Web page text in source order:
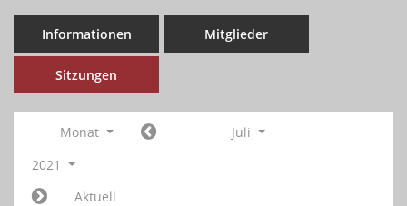
Informationen Mitglieder
Sitzungen
Monat
Juli
2021
Aktuell